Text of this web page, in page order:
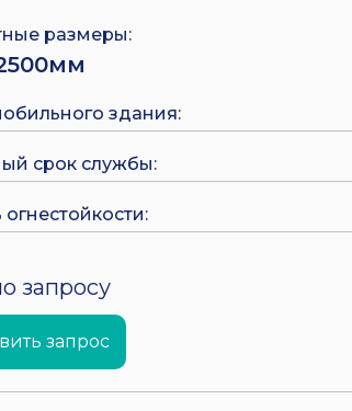
размеры:
здания:
срок службы:
огнестойкости:
запросу
запрос